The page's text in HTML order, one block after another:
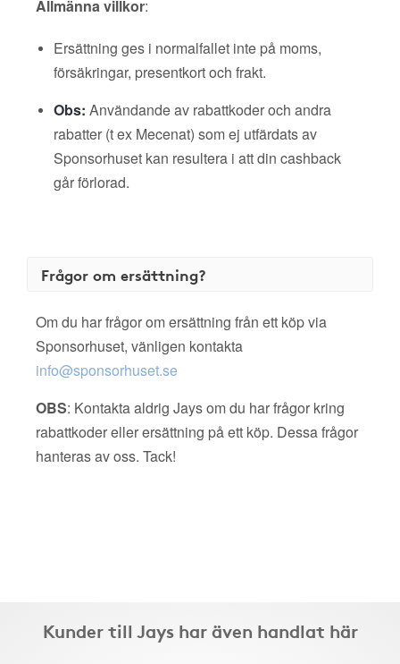
Allmänna villkor:
Ersättning ges i normalfallet inte på moms,
försäkringar, presentkort och frakt.
Obs: Användande av rabattkoder och andra
rabatter (t ex Mecenat) som ej utfärdats av
Sponsorhuset kan resultera i att din cashback
går förlorad.
Frågor om ersättning?
Om du har frågor om ersättning från ett köp via
Sponsorhuset, vänligen kontakta
info@sponsorhuset.se
OBS: Kontakta aldrig Jays om du har frågor kring
rabattkoder eller ersättning på ett köp. Dessa frågor
hanteras av oss. Tack!
Kunder till Jays har även handlat här